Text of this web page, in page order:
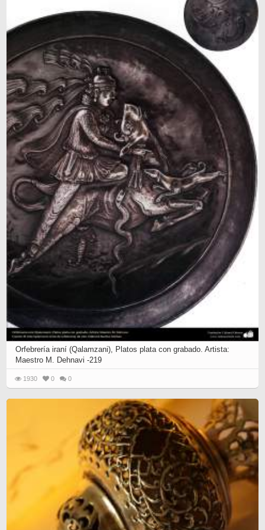
Orfebrería iraní (Qalamzani), Platos plata con grabado. Artista:
Maestro M. Dehnavi -219
1930 0 0